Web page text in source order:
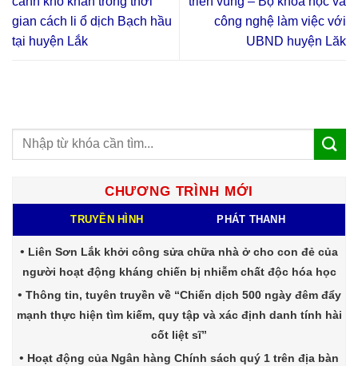
gian cách li ổ dịch Bạch hầu
tại huyện Lắk
công nghệ làm việc với
UBND huyện Lăk
CHƯƠNG TRÌNH MỚI
TRUYỀN HÌNH PHÁT THANH
Liên Sơn Lắk khởi công sửa chữa nhà ở cho con đẻ của
người hoạt động kháng chiến bị nhiễm chất độc hóa học
Thông tin, tuyên truyền về “Chiến dịch 500 ngày đêm đẩy
mạnh thực hiện tìm kiếm, quy tập và xác định danh tính hài
cốt liệt sĩ”
Hoạt động của Ngân hàng Chính sách quý 1 trên địa bàn